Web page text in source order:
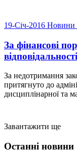
19-Січ-2016 Новини
За фінансові
За недотримання
притягнуто до
дисциплінарної та
Завантажити ще
Останні новини